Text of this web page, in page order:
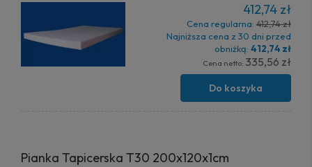
412,74 zł
Cena regularna: 412,74 zł
Najniższa cena z 30 dni przed
obniżką: 412,74 zł
Cena netto: 335,56 zł
Do koszyka
Pianka Tapicerska T30 200x120x1cm